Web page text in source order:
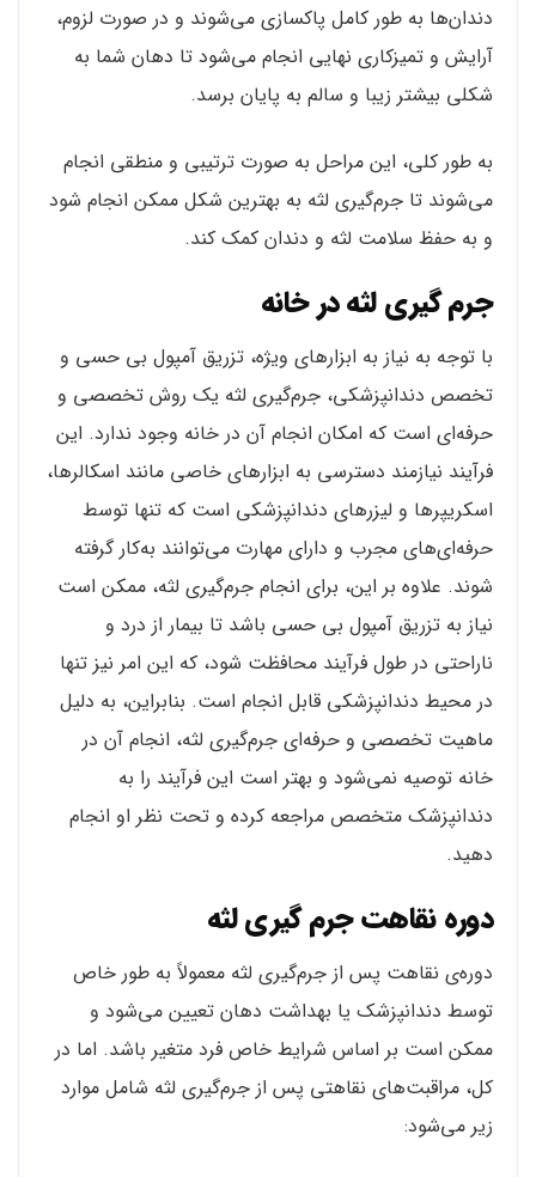
دندان‌ها به طور کامل پاکسازی می‌شوند و در صورت لزوم،
آرایش و تمیزکاری نهایی انجام می‌شود تا دهان شما به
شکلی بیشتر زیبا و سالم به پایان برسد.
به طور کلی، این مراحل به صورت ترتیبی و منطقی انجام
می‌شوند تا جرم‌گیری لثه به بهترین شکل ممکن انجام شود
و به حفظ سلامت لثه و دندان کمک کند.
جرم گیری لثه در خانه
با توجه به نیاز به ابزارهای ویژه، تزریق آمپول بی حسی و
تخصص دندانپزشکی، جرم‌گیری لثه یک روش تخصصی و
حرفه‌ای است که امکان انجام آن در خانه وجود ندارد. این
فرآیند نیازمند دسترسی به ابزارهای خاصی مانند اسکالرها،
اسکریپرها و لیزرهای دندانپزشکی است که تنها توسط
حرفه‌ای‌های مجرب و دارای مهارت می‌توانند به‌کار گرفته
شوند. علاوه بر این، برای انجام جرم‌گیری لثه، ممکن است
نیاز به تزریق آمپول بی حسی باشد تا بیمار از درد و
ناراحتی در طول فرآیند محافظت شود، که این امر نیز تنها
در محیط دندانپزشکی قابل انجام است. بنابراین، به دلیل
ماهیت تخصصی و حرفه‌ای جرم‌گیری لثه، انجام آن در
خانه توصیه نمی‌شود و بهتر است این فرآیند را به
دندانپزشک متخصص مراجعه کرده و تحت نظر او انجام
دهید.
دوره نقاهت جرم گیری لثه
دوره‌ی نقاهت پس از جرم‌گیری لثه معمولاً به طور خاص
توسط دندانپزشک یا بهداشت دهان تعیین می‌شود و
ممکن است بر اساس شرایط خاص فرد متغیر باشد. اما در
کل، مراقبت‌های نقاهتی پس از جرم‌گیری لثه شامل موارد
زیر می‌شود: